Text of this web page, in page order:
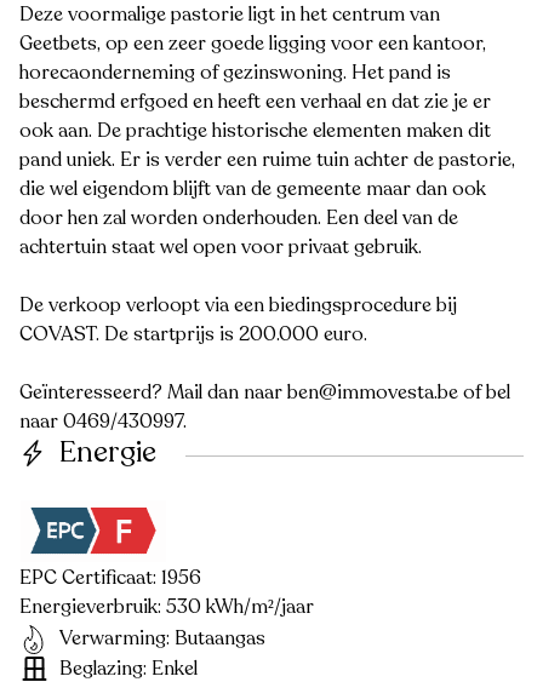
Deze voormalige pastorie ligt in het centrum van
Geetbets, op een zeer goede ligging voor een kantoor,
horecaonderneming of gezinswoning. Het pand is
beschermd erfgoed en heeft een verhaal en dat zie je er
ook aan. De prachtige historische elementen maken dit
pand uniek. Er is verder een ruime tuin achter de pastorie,
die wel eigendom blijft van de gemeente maar dan ook
door hen zal worden onderhouden. Een deel van de
achtertuin staat wel open voor privaat gebruik.
De verkoop verloopt via een biedingsprocedure bij
COVAST. De startprijs is 200.000 euro.
Geïnteresseerd? Mail dan naar ben@immovesta.be of bel
naar 0469/430997.
Energie
EPC Certificaat: 1956
Energieverbruik: 530 kWh/m²/jaar
Verwarming: Butaangas
Beglazing: Enkel